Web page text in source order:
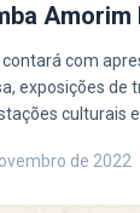
Amorim
com
exposições de
culturais
de 2022